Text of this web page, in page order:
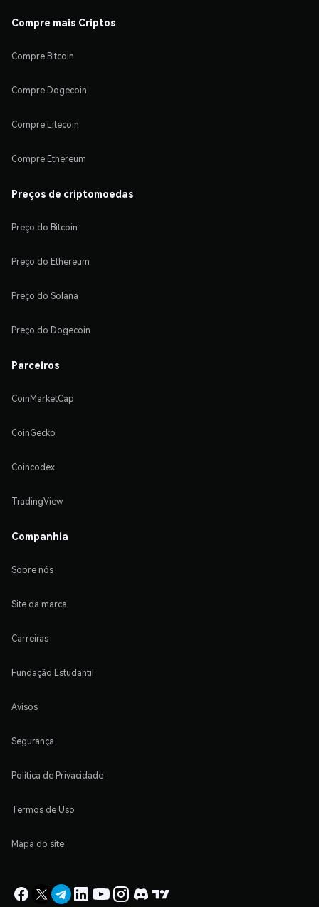
Compre mais Criptos
Compre Bitcoin
Compre Dogecoin
Compre Litecoin
Compre Ethereum
Preços de criptomoedas
Preço do Bitcoin
Preço do Ethereum
Preço do Solana
Preço do Dogecoin
Parceiros
CoinMarketCap
CoinGecko
Coincodex
TradingView
Companhia
Sobre nós
Site da marca
Carreiras
Fundação Estudantil
Avisos
Segurança
Política de Privacidade
Termos de Uso
Mapa do site